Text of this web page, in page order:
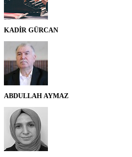
KADİR GÜRCAN
ABDULLAH AYMAZ